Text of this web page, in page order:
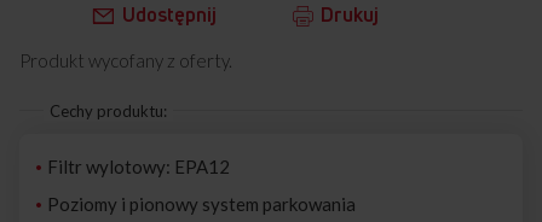
Udostępnij Drukuj
Produkt wycofany z oferty.
Cechy produktu:
Filtr wylotowy: EPA12
Poziomy i pionowy system parkowania